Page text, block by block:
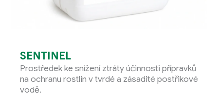
SENTINEL
Prostředek ke snížení ztráty účinnosti přípravků
na ochranu rostlin v tvrdé a zásadité postřikové
vodě.